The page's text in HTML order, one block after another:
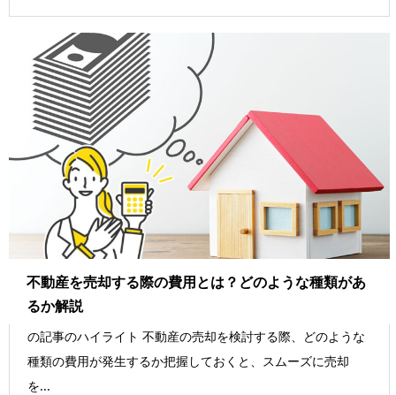
不動産を売却する際の費用とは？どのような種類があ
るか解説
の記事のハイライト 不動産の売却を検討する際、どのような
種類の費用が発生するか把握しておくと、スムーズに売却
を...